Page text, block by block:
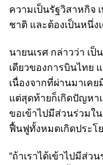
ความเป็นรัฐวิสาหกิจ
ชาติ และต้องเป็นหนึ่ง
นายนเรศ กล่าวว่า เ
เดียวของการบินไทย
เนื่องจากที่ผ่านมาเค
แต่สุดท้ายก็เกิดปัญหา
ขอเข้าไปมีส่วนร่วมใ
ฟื้นฟูทั้งหมดเกิดประโ
“ถ้าเราได้เข้าไปมีส่ว